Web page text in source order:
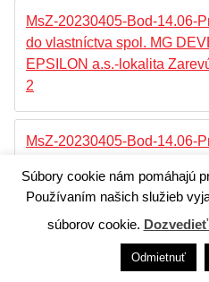
MsZ-20230405-Bod-14.06-
do vlastníctva spol. MG
EPSILON a.s.-lokalita
2
MsZ-20230405-Bod-14.06-
EPSILON a.s.-lokalita
3
MsZ-20230405-Bod-14.06-
Súbory cookie nám pomáhajú
Používaním našich služieb
súborov cookie.
Odmietnuť